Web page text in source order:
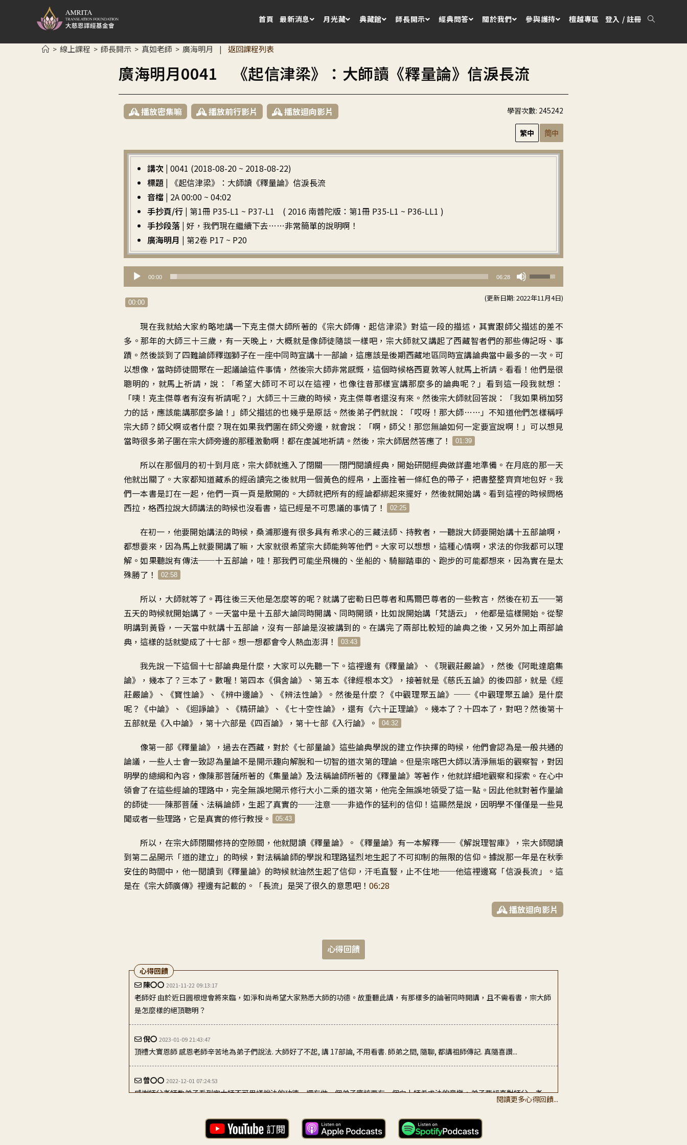
首頁 最新消息 月光藏 典藏館 師長開示 經典問答 關於我們 參與護持 檀越專區 登入 / 註冊
> 線上課程 > 師長開示 > 真如老師 > 廣海明月 | 返回課程列表
廣海明月0041 《起信津梁》：大師讀《釋量論》信淚長流
播放密集嘛 播放前行影片 播放迴向影片 學習次數: 245242
繁中 简中
講次 | 0041 (2018-08-20 ~ 2018-08-22)
標題 | 《起信津梁》：大師讀《釋量論》信淚長流
音檔 | 2A 00:00 ~ 04:02
手抄頁/行 | 第1冊 P35-L1 ~ P37-L1 ( 2016 南普陀版：第1冊 P35-L1 ~ P36-LL1 )
手抄段落 | 好，我們現在繼續下去……非常簡單的說明啊！
廣海明月 | 第2卷 P17 ~ P20
訊
播
00:00 06:28
使
用
向
向
下
鍵
以
提
高
或
降
(更新日期: 2022年11月4日)
00:00
現在我就給大家約略地講一下克主傑大師所著的《宗大師傳．起信津梁》對這一段的描述，其實跟師父描述的差不
多。那年的大師三十三歲，有一天晚上，大概就是像師徒隨談一樣吧，宗大師就又講起了西藏智者們的那些傳記呀、事
蹟。然後談到了四難論師釋迦獅子在一座中同時宣講十一部論，這應該是後期西藏地區同時宣講論典當中最多的一次。可
以想像，當時師徒間聚在一起議論這件事情，然後宗大師非常感慨，這個時候格西夏敦等人就馬上祈請。看看！他們是很
聰明的，就馬上祈請，說：「希望大師可不可以在這裡，也像往昔那樣宣講那麼多的論典呢？」看到這一段我就想：
「咦！克主傑尊者有沒有祈請呢？」大師三十三歲的時候，克主傑尊者還沒有來。然後宗大師就回答說：「我如果稍加努
力的話，應該能講那麼多論！」師父描述的也幾乎是原話。然後弟子們就說：「哎呀！那大師……」不知道他們怎樣稱呼
宗大師？師父啊或者什麼？現在如果我們圍在師父旁邊，就會說：「啊，師父！那您無論如何一定要宣說啊！」可以想見
當時很多弟子圍在宗大師旁邊的那種激動啊！都在虔誠地祈請。然後，宗大師居然答應了！
01:39
所以在那個月的初十到月底，宗大師就進入了閉關──閉門閱讀經典，開始研閱經典做詳盡地準備。在月底的那一天
他就出關了。大家都知道藏系的經函讀完之後就用一個黃色的經帛，上面拴著一條紅色的帶子，把書整整齊齊地包好。我
們一本書是訂在一起，他們一頁一頁是散開的。大師就把所有的經論都綁起來擺好，然後就開始講。看到這裡的時候問格
西拉，格西拉說大師講法的時候也沒看書，這已經是不可思議的事情了！
02:25
在初一，他要開始講法的時候，桑浦那邊有很多具有希求心的三藏法師、持教者，一聽說大師要開始講十五部論啊，
都想要來，因為馬上就要開講了嘛，大家就很希望宗大師能夠等他們。大家可以想想，這種心情啊，求法的你我都可以理
解。如果聽說有傳法──十五部論，哇！那我們可能坐飛機的、坐船的、騎腳踏車的、跑步的可能都想來，因為實在是太
殊勝了！
02:58
所以，大師就等了。再往後三天他是怎麼等的呢？就講了密勒日巴尊者和馬爾巴尊者的一些教言，然後在初五──第
五天的時候就開始講了。一天當中是十五部大論同時開講、同時開頭，比如說開始講「梵語云」，他都是這樣開始。從黎
明講到黃昏，一天當中就講十五部論，沒有一部論是沒被講到的。在講完了兩部比較短的論典之後，又另外加上兩部論
典，這樣的話就變成了十七部。想一想都會令人熱血澎湃！
03:43
我先說一下這個十七部論典是什麼，大家可以先聽一下。這裡邊有《釋量論》、《現觀莊嚴論》，然後《阿毗達磨集
論》，幾本了？三本了。數喔！第四本《俱舍論》、第五本《律經根本文》，接著就是《慈氏五論》的後四部，就是《經
莊嚴論》、《寶性論》、《辨中邊論》、《辨法性論》。然後是什麼？《中觀理聚五論》──《中觀理聚五論》是什麼
呢？《中論》、《迴諍論》、《精研論》、《七十空性論》，還有《六十正理論》。幾本了？十四本了，對吧？然後第十
五部就是《入中論》，第十六部是《四百論》，第十七部《入行論》。
04:32
像第一部《釋量論》，過去在西藏，對於《七部量論》這些論典學說的建立作抉擇的時候，他們會認為是一般共通的
論議，一些人士會一致認為量論不是開示趣向解脫和一切智的道次第的理論。但是宗喀巴大師以清淨無垢的觀察智，對因
明學的總綱和內容，像陳那菩薩所著的《集量論》及法稱論師所著的《釋量論》等著作，他就詳細地觀察和探索。在心中
領會了在這些經論的理路中，完全無誤地開示修行大小二乘的道次第，他完全無誤地領受了這一點。因此他就對著作量論
的師徒──陳那菩薩、法稱論師，生起了真實的──注意──非造作的猛利的信仰！這顯然是說，因明學不僅僅是一些見
聞或者一些理路，它是真實的修行教授。
05:43
所以，在宗大師閉關修持的空隙間，他就閱讀《釋量論》。《釋量論》有一本解釋──《解說理智庫》，宗大師閱讀
到第二品開示「道的建立」的時候，對法稱論師的學說和理路猛烈地生起了不可抑制的無限的信仰。據說那一年是在秋季
安住的時間中，他一閱讀到《釋量論》的時候就油然生起了信仰，汗毛直豎，止不住地──他這裡邊寫「信淚長流」。這
是在《宗大師廣傳》裡邊有記載的。「長流」是哭了很久的意思吧！ 06:28
播放迴向影片
心得回饋
陳〇〇 2021-11-22 09:13:17
老師好 由於近日圓根燈會將來臨，如淨和尚希望大家熟悉大師的功德。故重聽此講，有那樣多的論著同時開講，且不需看書，宗大師
是怎麼樣的絕頂聰明？
倪〇 2023-01-09 21:43:47
頂禮大寶恩師 感恩老師辛苦地為弟子們說法. 大師好了不起, 講 17部論, 不用看書. 師弟之間, 隨聊, 都講祖師傳記. 真隨喜讚...
曾〇〇 2022-12-01 07:24:53
感謝師父老師教弟子看到宗大師不可思議說法的功德，還有做一個弟子應該要有一個向上師希求法的意樂。弟子要認真對師父、老
2024-02-17 08:10:02
心得回饋
閱讀更多心得回饋...